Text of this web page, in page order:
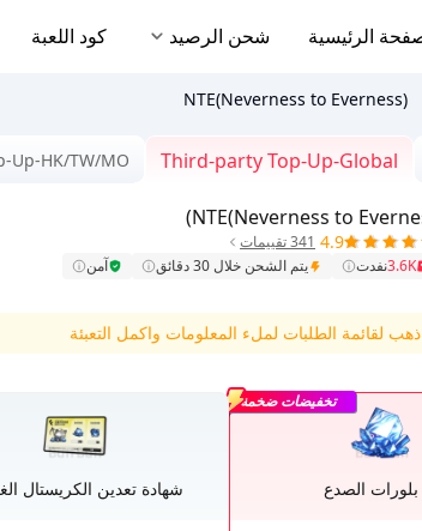
الرئيسية شحن الرصيد كود اللعبة
Third-party Top-Up-Global
Up-HK/TW/MO
NTE(Neverness to
4.9 341 تقييمات
3.6Kنفدت يتم الشحن خلال 30 دقائق آمن
لقائمة الطلبات لملء المعلومات واكمل التعبئة
تخفيضات ضخمة
شهادة تعدين الكريستال